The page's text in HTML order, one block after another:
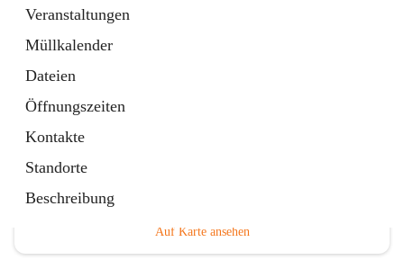
Veranstaltungen
Müllkalender
Dateien
Öffnungszeiten
Kontakte
Standorte
Beschreibung
Auf Karte ansehen